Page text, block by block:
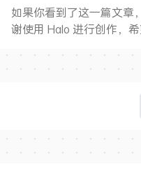
如果你看到了这一篇文章
谢使用 Halo 进行创作，希